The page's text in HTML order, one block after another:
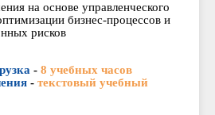
на основе управленческого
бизнес-процессов и
рисков
- 8 учебных часов
- текстовый учебный